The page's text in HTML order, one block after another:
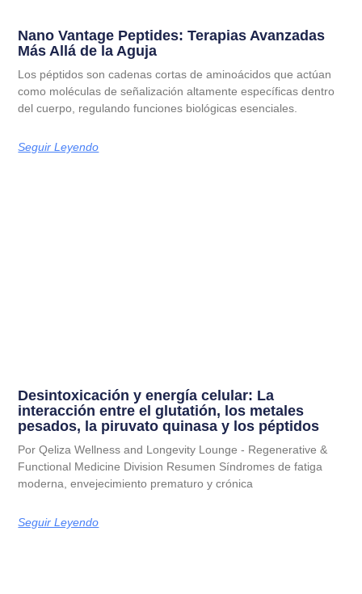
Nano Vantage Peptides: Terapias Avanzadas
Más Allá de la Aguja
Los péptidos son cadenas cortas de aminoácidos que actúan
como moléculas de señalización altamente específicas dentro
del cuerpo, regulando funciones biológicas esenciales.
Seguir Leyendo
Desintoxicación y energía celular: La
interacción entre el glutatión, los metales
pesados, la piruvato quinasa y los péptidos
Por Qeliza Wellness and Longevity Lounge - Regenerative &
Functional Medicine Division Resumen Síndromes de fatiga
moderna, envejecimiento prematuro y crónica
Seguir Leyendo